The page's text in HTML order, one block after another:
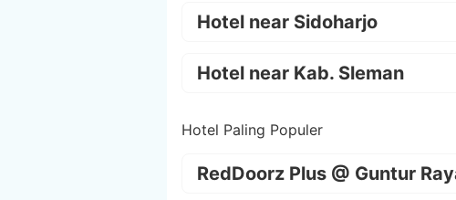
Hotel near Sidoharjo
Hotel near Kab. Sleman
Hotel Paling Populer
RedDoorz Plus @ Guntur